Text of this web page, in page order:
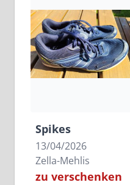
Spikes
13/04/2026
Zella-Mehlis
zu verschenken